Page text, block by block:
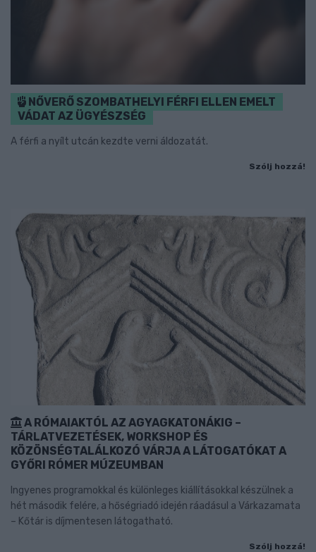
NŐVERŐ SZOMBATHELYI FÉRFI ELLEN EMELT
VÁDAT AZ ÜGYÉSZSÉG
A férfi a nyílt utcán kezdte verni áldozatát.
Szólj hozzá!
A RÓMAIAKTÓL AZ AGYAGKATONÁKIG –
TÁRLATVEZETÉSEK, WORKSHOP ÉS
KÖZÖNSÉGTALÁLKOZÓ VÁRJA A LÁTOGATÓKAT A
GYŐRI RÓMER MÚZEUMBAN
Ingyenes programokkal és különleges kiállításokkal készülnek a
hét második felére, a hőségriadó idején ráadásul a Várkazamata
– Kőtár is díjmentesen látogatható.
Szólj hozzá!